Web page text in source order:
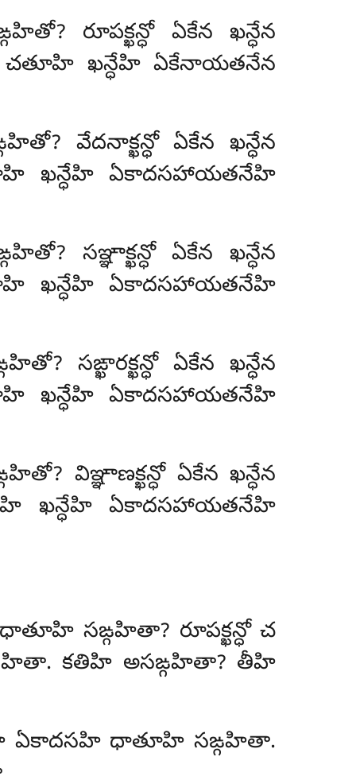
రూపక్ఖన్ధో ఏకేన ఖన్ధేన
ఖన్ధేహి ఏకేనాయతనేన
వేదనాక్ఖన్ధో ఏకేన ఖన్ధేన
ఖన్ధేహి ఏకాదసహాయతనేహి
సఞ్ఞాక్ఖన్ధో ఏకేన ఖన్ధేన
ఖన్ధేహి ఏకాదసహాయతనేహి
సఙ్ఖారక్ఖన్ధో ఏకేన ఖన్ధేన
ఖన్ధేహి ఏకాదసహాయతనేహి
విఞ్ఞాణక్ఖన్ధో ఏకేన ఖన్ధేన
ఖన్ధేహి ఏకాదసహాయతనేహి
సఙ్గహితా? రూపక్ఖన్ధో చ
కతిహి అసఙ్గహితా? తీహి
ఏకాదసహి ధాతూహి సఙ్గహితా.